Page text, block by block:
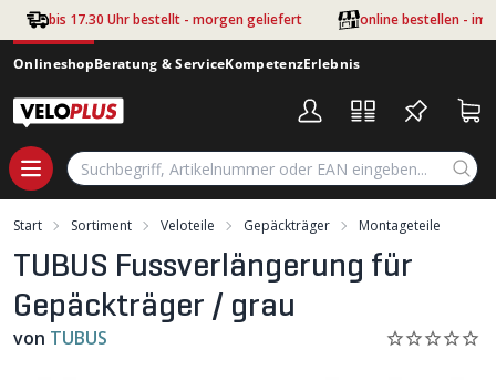
Zum Hauptinhalt springen
bis 17.30 Uhr bestellt - morgen geliefert online bestellen - im
OnlineshopBeratung & ServiceKompetenzErlebnis
Start Sortiment Veloteile Gepäckträger Montageteile
TUBUS Fussverlängerung für
Gepäckträger / grau
von TUBUS